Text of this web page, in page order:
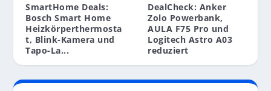
REVIEW: INTENSO MEMORY SPACE – 1-TB-
FESTPLATTE MIT USB 3.0 UND RUNDEM LED-
DESIGN
REVIEW: DIE KLEINE INTENSO POWERBANK
ST6600 MIT GERINGEM GEWICHT
SmartHome Deals:
Bosch Smart Home
Heizkörperthermosta
t, Blink-Kamera und
Tapo-La...
DealCheck: Anker
Zolo Powerbank,
AULA F75 Pro und
Logitech Astro A03
reduziert